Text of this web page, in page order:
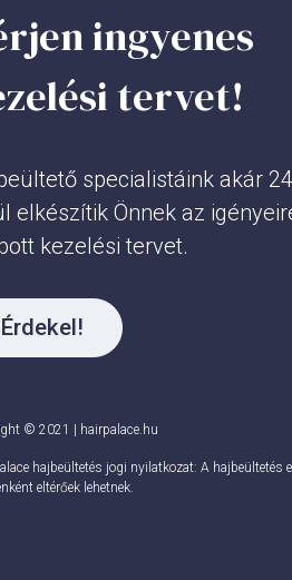
ingyenes
tervet!
specialistáink akár
elkészítik Önnek az
kezelési tervet.
Érdekel!
© 2021 | hairpalace.hu
hajbeültetés jogi nyilatkozat: A hajbeültetés
eltérőek lehetnek.